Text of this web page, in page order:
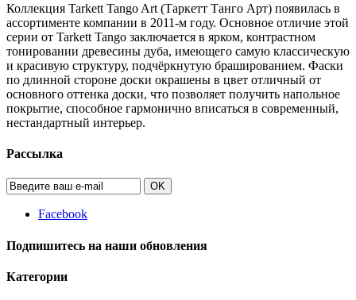
Коллекция Tarkett Tango Art (Таркетт Танго Арт) появилась в
ассортименте компании в 2011-м году. Основное отличие этой
серии от Tarkett Tango заключается в ярком, контрастном
тонировании древесины дуба, имеющего самую классическую
и красивую структуру, подчёркнутую брашированием. Фаски
по длинной стороне доски окрашены в цвет отличный от
основного оттенка доски, что позволяет получить напольное
покрытие, способное гармонично вписаться в современный,
нестандартный интерьер.
Рассылка
OK
Facebook
Подпишитесь на наши обновления
Категории